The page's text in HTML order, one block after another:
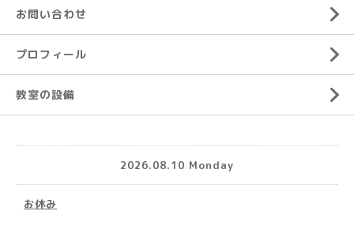
お問い合わせ
プロフィール
教室の設備
2026.08.10 Monday
お休み